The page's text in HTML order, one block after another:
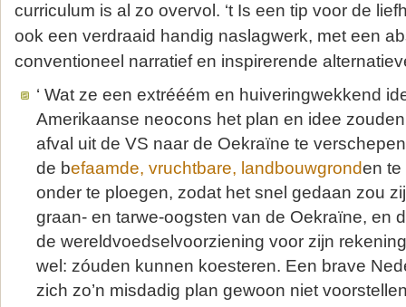
curriculum is al zo overvol. ‘t Is een tip voor de
ook een verdraaid handig naslagwerk, met een
conventioneel narratief en inspirerende
‘ Wat ze een extrééém en huiveringwekkend
Amerikaanse neocons het plan en idee
afval uit de VS naar de Oekraïne te
de befaamde, vruchtbare, landbouwgronden te
onder te ploegen, zodat het snel gedaan zou
graan- en tarwe-oogsten van de Oekraïne, en
de wereldvoedselvoorziening voor zijn
wel: zóuden kunnen koesteren. Een brave
zich zo’n misdadig plan gewoon niet